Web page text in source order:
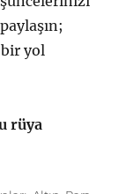
yol
rüya